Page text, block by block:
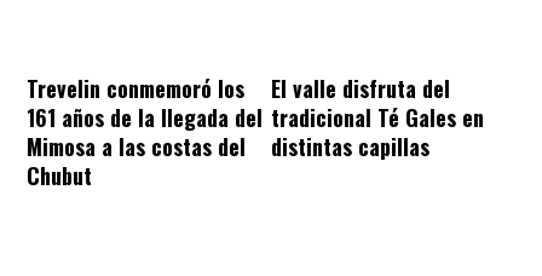
Trevelin conmemoró los
161 años de la llegada del
Mimosa a las costas del
Chubut
El valle disfruta del
tradicional Té Gales en
distintas capillas